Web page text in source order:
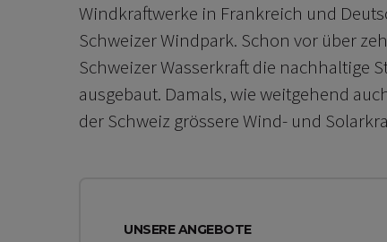
Windkraftwerke in Frankreich und
Schweizer Windpark. Schon vor über
Schweizer Wasserkraft die nachhaltige
ausgebaut. Damals, wie weitgehend
der Schweiz grössere Wind- und
UNSERE ANGEBOTE